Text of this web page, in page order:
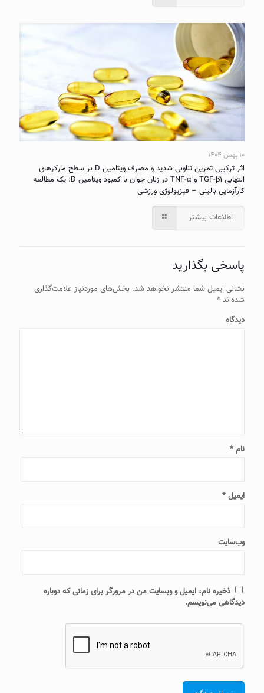
۱۰ بهمن ۱۴۰۴
اثر ترکیبی تمرین تناوبی شدید و مصرف ویتامین D بر سطح مارکرهای
التهابی TGF-β۱ و TNF-α در زنان جوان با کمبود ویتامین D: یک مطالعه
کارآزمایی بالینی – فیزیولوژی ورزشی
اطلاعات بیشتر
پاسخی بگذارید
نشانی ایمیل شما منتشر نخواهد شد. بخش‌های موردنیاز علامت‌گذاری
شده‌اند *
دیدگاه
نام *
ایمیل *
وب‌سایت
ذخیره نام، ایمیل و وبسایت من در مرورگر برای زمانی که دوباره
دیدگاهی می‌نویسم.